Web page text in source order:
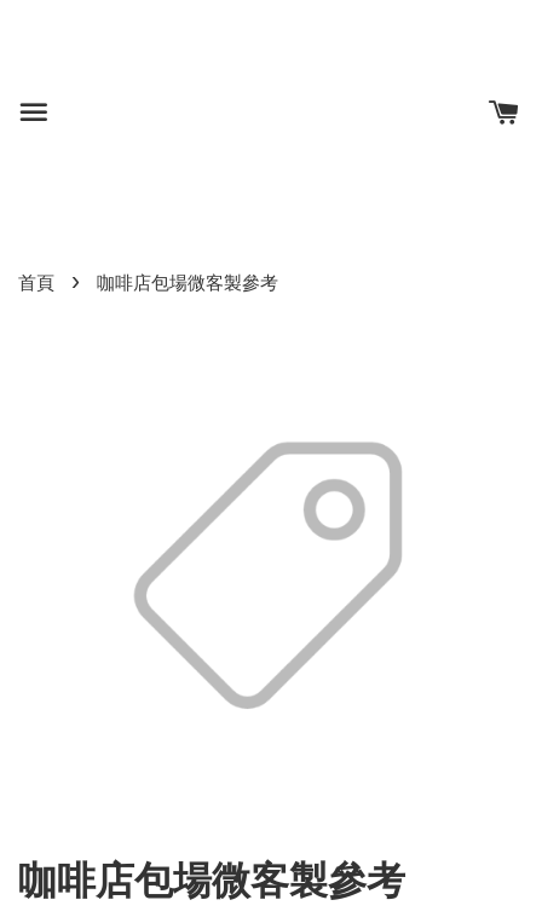
首頁 › 咖啡店包場微客製參考
咖啡店包場微客製參考